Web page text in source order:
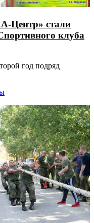
Центр» стали
клуба
год подряд